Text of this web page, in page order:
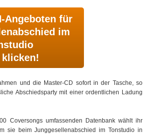
Angeboten für
im
klicken!
und die Master-CD sofort in der Tasche, so
Abschiedsparty mit einer ordentlichen Ladung
Coversongs umfassenden Datenbank wählt ihr
sie beim Junggesellenabschied im Tonstudio in